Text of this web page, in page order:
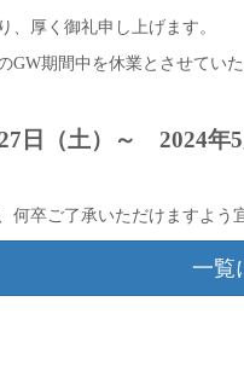
、厚く御礼申し上げます。
GW期間中を休業とさせていた
日（土）～ 2024年5
何卒ご了承いただけますよう
一覧